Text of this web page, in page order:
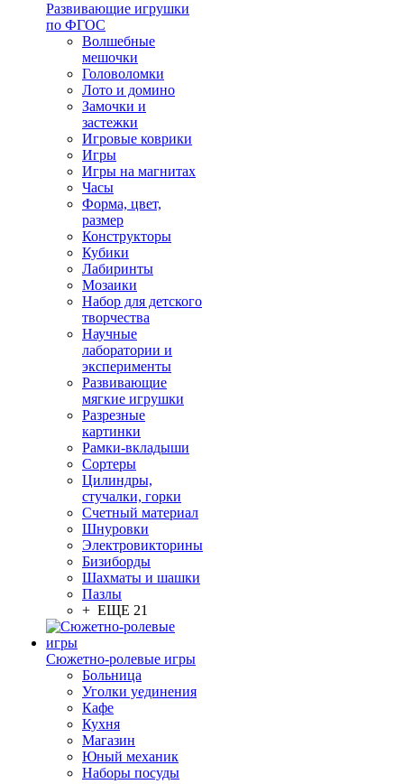
Развивающие игрушки
по ФГОС
Волшебные
мешочки
Головоломки
Лото и домино
Замочки и
застежки
Игровые коврики
Игры
Игры на магнитах
Часы
Форма, цвет,
размер
Конструкторы
Кубики
Лабиринты
Мозаики
Набор для детского
творчества
Научные
лаборатории и
эксперименты
Развивающие
мягкие игрушки
Разрезные
картинки
Рамки-вкладыши
Сортеры
Цилиндры,
стучалки, горки
Счетный материал
Шнуровки
Электровикторины
Бизиборды
Шахматы и шашки
Пазлы
+ ЕЩЕ 21
Сюжетно-ролевые игры
Больница
Уголки уединения
Кафе
Кухня
Магазин
Юный механик
Наборы посуды